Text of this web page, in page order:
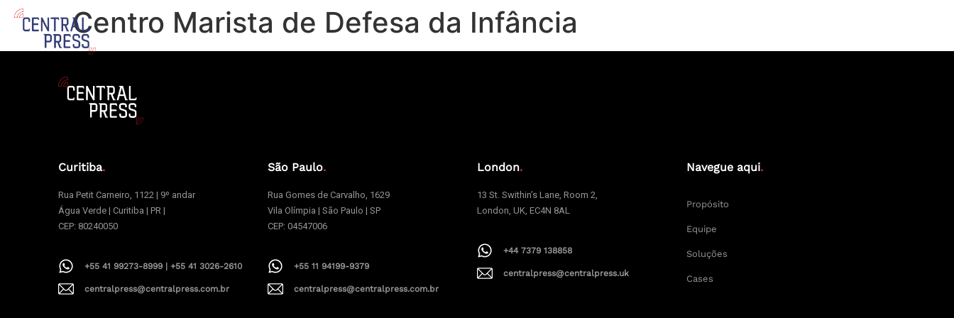
Centro Marista de Defesa da Infância
Curitiba.
Rua Petit Carneiro, 1122 | 9º andar
Água Verde | Curitiba | PR |
CEP: 80240050
+55 41 99273-8999 | +55 41 3026-2610
centralpress@centralpress.com.br
São Paulo.
Rua Gomes de Carvalho, 1629
Vila Olímpia | São Paulo | SP
CEP: 04547006
+55 11 94199-9379
centralpress@centralpress.com.br
London.
13 St. Swithin’s Lane, Room 2,
London, UK, EC4N 8AL
+44 7379 138858
centralpress@centralpress.uk
Navegue aqui.
Propósito
Equipe
Soluções
Cases